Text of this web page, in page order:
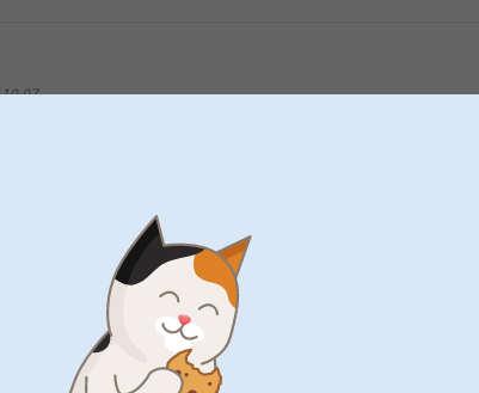
⭐️⭐️⭐️⭐️⭐️ och omdöme av våra fotomagneter med egna
07
5 stjärnor och omdöme, kul att du är nöjd med dina
under lång tid framöver!